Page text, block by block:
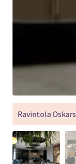
Ravintola Oskars